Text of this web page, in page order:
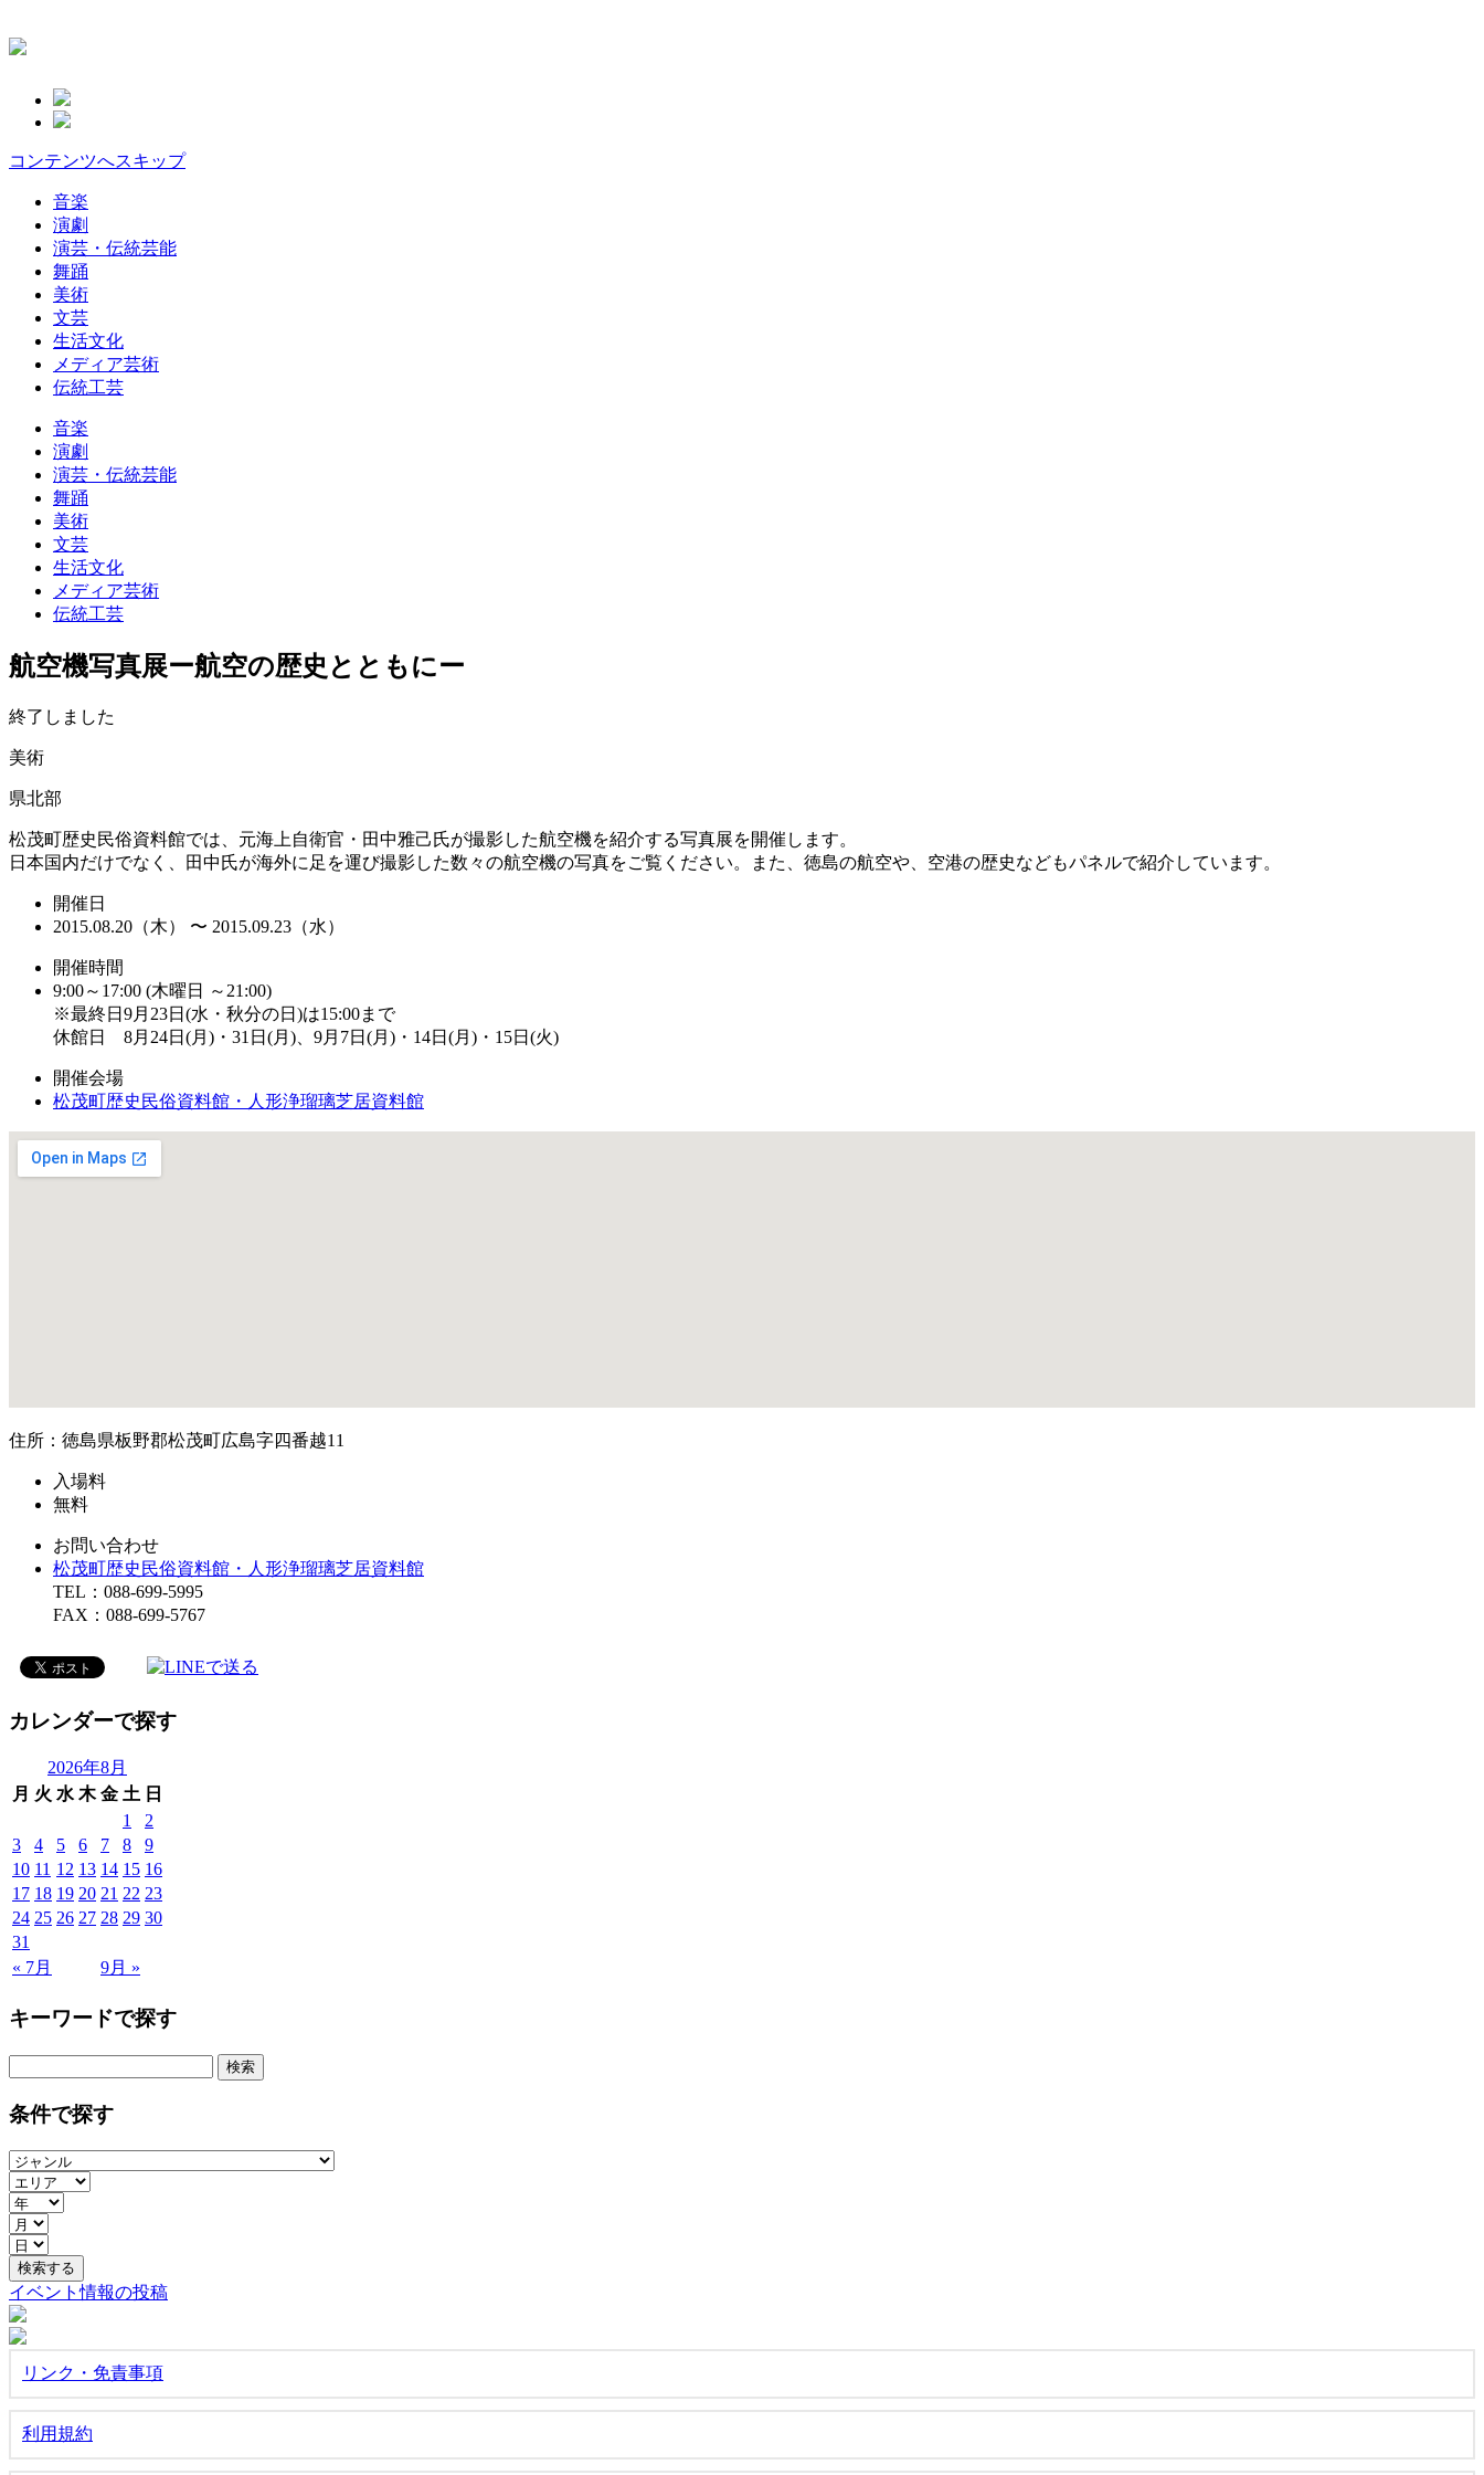
コンテンツへスキップ
音楽
演劇
演芸・伝統芸能
舞踊
美術
文芸
生活文化
メディア芸術
伝統工芸
音楽
演劇
演芸・伝統芸能
舞踊
美術
文芸
生活文化
メディア芸術
伝統工芸
航空機写真展ー航空の歴史とともにー
終了しました
美術
県北部
松茂町歴史民俗資料館では、元海上自衛官・田中雅己氏が撮影した航空機を紹介する写真展を開催します。
日本国内だけでなく、田中氏が海外に足を運び撮影した数々の航空機の写真をご覧ください。また、徳島の航空や、空港の歴史などもパネルで紹介しています。
開催日
2015.08.20（木） 〜 2015.09.23（水）
開催時間
9:00～17:00 (木曜日 ～21:00)
※最終日9月23日(水・秋分の日)は15:00まで
休館日 8月24日(月)・31日(月)、9月7日(月)・14日(月)・15日(火)
開催会場
松茂町歴史民俗資料館・人形浄瑠璃芝居資料館
住所：徳島県板野郡松茂町広島字四番越11
入場料
無料
お問い合わせ
松茂町歴史民俗資料館・人形浄瑠璃芝居資料館
TEL：088-699-5995
FAX：088-699-5767
カレンダーで探す
2026年8月
月 火 水 木 金 土 日
« 7月 9月 »
1
2
3
4 5 6 7 8
9
10 11 12 13 14 15 16
17 18 19 20 21 22 23
24 25 26 27 28 29 30
31
キーワードで探す
条件で探す
イベント情報の投稿
リンク・免責事項
利用規約